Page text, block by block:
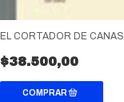
EL CORTADOR DE CAÑAS
$38.500,00